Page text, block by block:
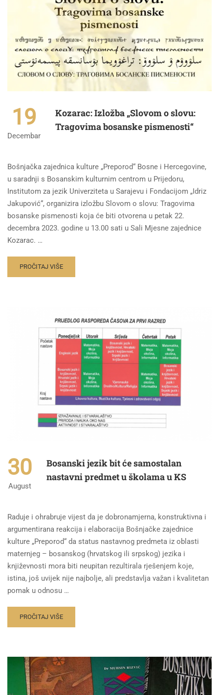
19
Decembar
Kozarac: Izložba „Slovom o slovu:
Tragovima bosanske pismenosti“
Bošnjačka zajednica kulture „Preporod“ Bosne i Hercegovine,
u saradnji s Bosanskim kulturnim centrom u Prijedoru,
Institutom za jezik Univerziteta u Sarajevu i Fondacijom „Idriz
Jakupović“, organizira izložbu Slovom o slovu: Tragovima
bosanske pismenosti koja će biti otvorena u petak 22.
decembra 2023. godine u 13.00 sati u Sali Mjesne zajednice
Kozarac. …
PROČITAJ VIŠE
30
August
Bosanski jezik bit će samostalan
nastavni predmet u školama u KS
Raduje i ohrabruje vijest da je dobronamjerna, konstruktivna i
argumentirana reakcija i elaboracija Bošnjačke zajednice
kulture „Preporod“ da status nastavnog predmeta iz oblasti
maternjeg – bosanskog (hrvatskog ili srpskog) jezika i
književnosti mora biti neupitan rezultirala rješenjem koje,
istina, još uvijek nije najbolje, ali predstavlja važan i kvalitetan
pomak u odnosu …
PROČITAJ VIŠE